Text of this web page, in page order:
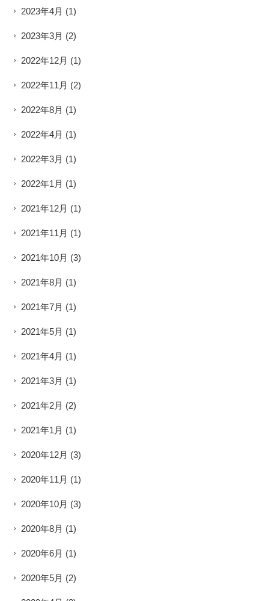
2023年4月 (1)
2023年3月 (2)
2022年12月 (1)
2022年11月 (2)
2022年8月 (1)
2022年4月 (1)
2022年3月 (1)
2022年1月 (1)
2021年12月 (1)
2021年11月 (1)
2021年10月 (3)
2021年8月 (1)
2021年7月 (1)
2021年5月 (1)
2021年4月 (1)
2021年3月 (1)
2021年2月 (2)
2021年1月 (1)
2020年12月 (3)
2020年11月 (1)
2020年10月 (3)
2020年8月 (1)
2020年6月 (1)
2020年5月 (2)